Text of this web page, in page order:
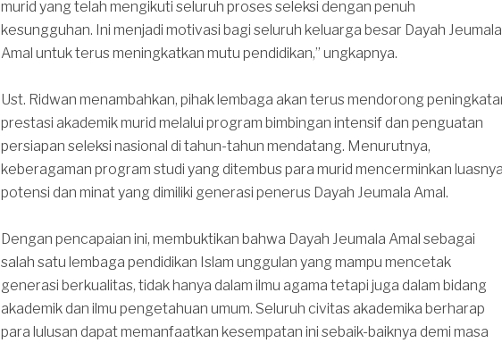
murid yang telah mengikuti seluruh proses seleksi dengan penuh
kesungguhan. Ini menjadi motivasi bagi seluruh keluarga besar Dayah Jeumala
Amal untuk terus meningkatkan mutu pendidikan,” ungkapnya.
Ust. Ridwan menambahkan, pihak lembaga akan terus mendorong
prestasi akademik murid melalui program bimbingan intensif dan penguatan
persiapan seleksi nasional di tahun-tahun mendatang. Menurutnya,
keberagaman program studi yang ditembus para murid mencerminkan
potensi dan minat yang dimiliki generasi penerus Dayah Jeumala Amal.
Dengan pencapaian ini, membuktikan bahwa Dayah Jeumala Amal sebagai
salah satu lembaga pendidikan Islam unggulan yang mampu mencetak
generasi berkualitas, tidak hanya dalam ilmu agama tetapi juga dalam bidang
akademik dan ilmu pengetahuan umum. Seluruh civitas akademika berharap
para lulusan dapat memanfaatkan kesempatan ini sebaik-baiknya demi masa